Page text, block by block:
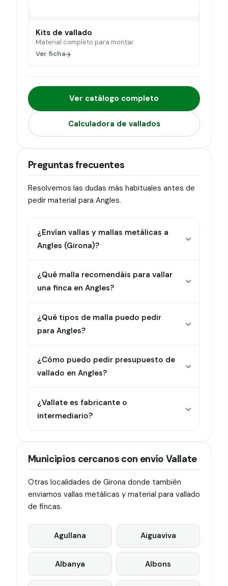
Kits de vallado
Material completo para montar.
Ver ficha
Ver catálogo completo
Calculadora de vallados
Preguntas frecuentes
Resolvemos las dudas más habituales antes de
pedir material para Angles.
¿Envían vallas y mallas metálicas a
Angles (Girona)?
¿Qué malla recomendáis para vallar
una finca en Angles?
¿Qué tipos de malla puedo pedir
para Angles?
¿Cómo puedo pedir presupuesto de
vallado en Angles?
¿Vallate es fabricante o
intermediario?
Municipios cercanos con envío Vallate
Otras localidades de Girona donde también
enviamos vallas metálicas y material para vallado
de fincas.
Agullana Aiguaviva
Albanya Albons